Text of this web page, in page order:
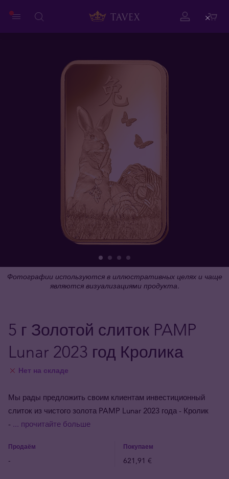
Фотографии используются в иллюстративных целях и чаще
являются визуализациями продукта.
5 г Золотой слиток PAMP
Lunar 2023 год Кролика
Нет на складе
Мы рады предложить своим клиентам инвестиционный
слиток из чистого золота PAMP Lunar 2023 года - Кролик
- ... прочитайте больше
Продаём Покупаем
- 621,91 €
Close